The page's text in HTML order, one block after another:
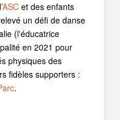
ASCet des enfants
un défi de danse
(l'éducatrice
en 2021 pour
physiques des
fidèles supporters :
.